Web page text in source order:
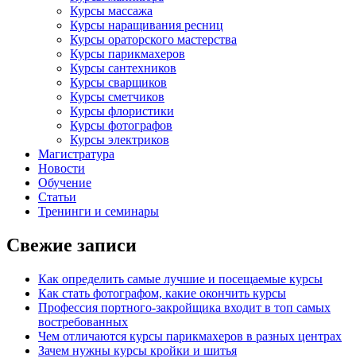
Курсы массажа
Курсы наращивания ресниц
Курсы ораторского мастерства
Курсы парикмахеров
Курсы сантехников
Курсы сварщиков
Курсы сметчиков
Курсы флористики
Курсы фотографов
Курсы электриков
Магистратура
Новости
Обучение
Статьи
Тренинги и семинары
Свежие записи
Как определить самые лучшие и посещаемые курсы
Как стать фотографом, какие окончить курсы
Профессия портного-закройщика входит в топ самых
востребованных
Чем отличаются курсы парикмахеров в разных центрах
Зачем нужны курсы кройки и шитья